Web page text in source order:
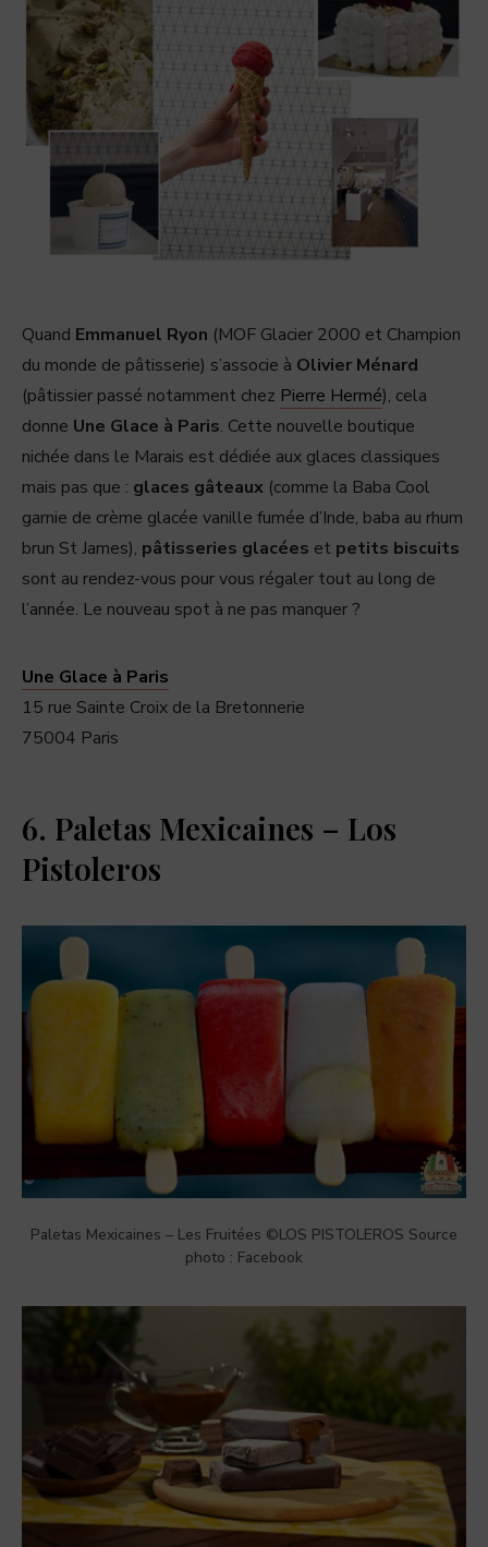
Quand Emmanuel Ryon (MOF Glacier 2000 et Champion
du monde de pâtisserie) s’associe à Olivier Ménard
(pâtissier passé notamment chez Pierre Hermé), cela
donne Une Glace à Paris. Cette nouvelle boutique
nichée dans le Marais est dédiée aux glaces classiques
mais pas que : glaces gâteaux (comme la Baba Cool
garnie de crème glacée vanille fumée d’Inde, baba au rhum
brun St James), pâtisseries glacées et petits biscuits
sont au rendez-vous pour vous régaler tout au long de
l’année. Le nouveau spot à ne pas manquer ?
Une Glace à Paris
15 rue Sainte Croix de la Bretonnerie
75004 Paris
6. Paletas Mexicaines – Los
Pistoleros
Paletas Mexicaines – Les Fruitées ©LOS PISTOLEROS Source
photo : Facebook